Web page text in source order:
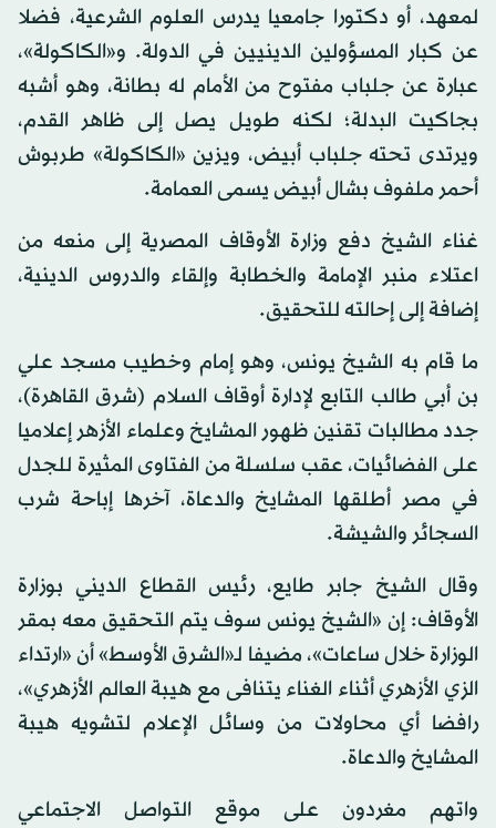
لمعهد، أو دكتورا جامعيا يدرس العلوم الشرعية، فضلا
عن كبار المسؤولين الدينيين في الدولة. و«الكاكولة»،
عبارة عن جلباب مفتوح من الأمام له بطانة، وهو أشبه
بجاكيت البدلة؛ لكنه طويل يصل إلى ظاهر القدم،
ويرتدى تحته جلباب أبيض، ويزين «الكاكولة» طربوش
أحمر ملفوف بشال أبيض يسمى العمامة.
غناء الشيخ دفع وزارة الأوقاف المصرية إلى منعه من
اعتلاء منبر الإمامة والخطابة وإلقاء والدروس الدينية،
إضافة إلى إحالته للتحقيق.
ما قام به الشيخ يونس، وهو إمام وخطيب مسجد علي
بن أبي طالب التابع لإدارة أوقاف السلام (شرق القاهرة)،
جدد مطالبات تقنين ظهور المشايخ وعلماء الأزهر إعلاميا
على الفضائيات، عقب سلسلة من الفتاوى المثيرة للجدل
في مصر أطلقها المشايخ والدعاة، آخرها إباحة شرب
السجائر والشيشة.
وقال الشيخ جابر طايع، رئيس القطاع الديني بوزارة
الأوقاف: إن «الشيخ يونس سوف يتم التحقيق معه بمقر
الوزارة خلال ساعات»، مضيفا لـ«الشرق الأوسط» أن «ارتداء
الزي الأزهري أثناء الغناء يتنافى مع هيبة العالم الأزهري»،
رافضا أي محاولات من وسائل الإعلام لتشويه هيبة
المشايخ والدعاة.
واتهم مغردون على موقع التواصل الاجتماعي